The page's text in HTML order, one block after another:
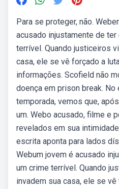
Para se proteger, não.
acusado injustamente de
terrível. Quando justiceiros
casa, ele se vê forçado a
informações. Scofield não
doença em prison break.
temporada, vemos que,
um. Webo acusado, filme e
revelados em sua
escrita aponta para lados
Webum jovem é acusado
um crime terrível. Quando
invadem sua casa, ele se